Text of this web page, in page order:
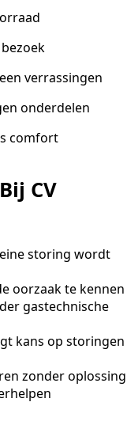
verrassingen
onderdelen
comfort
CV
storing wordt
oorzaak te kennen
gastechnische
kans op storingen
zonder oplossing